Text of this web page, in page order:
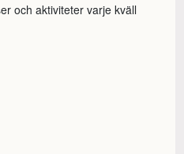
och aktiviteter varje kväll